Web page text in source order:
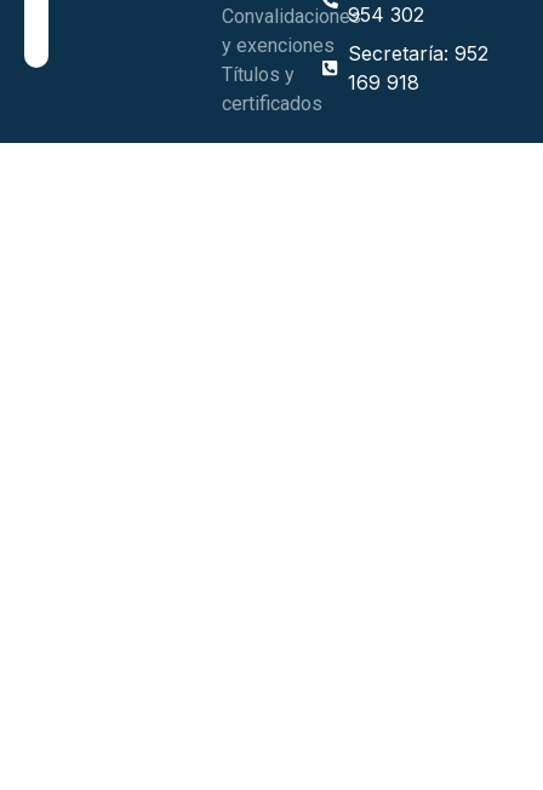
Convalidaciones
y exenciones
Títulos y
certificados
954 302
Secretaría: 952
169 918